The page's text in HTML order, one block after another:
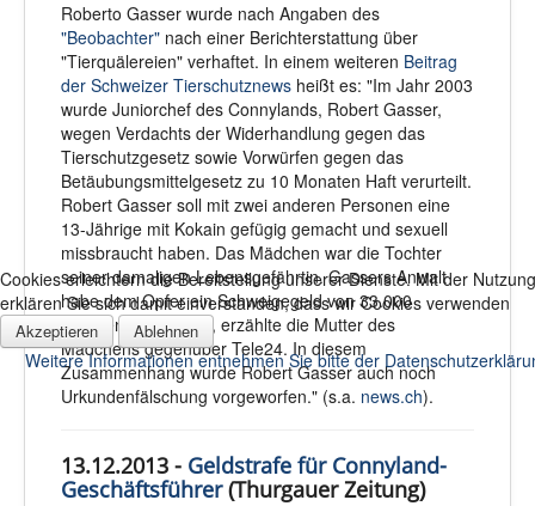
Roberto Gasser wurde nach Angaben des
"Beobachter" nach einer Berichterstattung über
"Tierquälereien" verhaftet. In einem weiteren Beitrag
der Schweizer Tierschutznews heißt es: "Im Jahr 2003
wurde Juniorchef des Connylands, Robert Gasser,
wegen Verdachts der Widerhandlung gegen das
Tierschutzgesetz sowie Vorwürfen gegen das
Betäubungsmittelgesetz zu 10 Monaten Haft verurteilt.
Robert Gasser soll mit zwei anderen Personen eine
13-Jährige mit Kokain gefügig gemacht und sexuell
missbraucht haben. Das Mädchen war die Tochter
seiner damaligen Lebensgefährtin. Gassers Anwalt
habe dem Opfer ein Schweigegeld von 33.000
Franken übergeben, erzählte die Mutter des
Mädchens gegenüber Tele24. In diesem
Zusammenhang wurde Robert Gasser auch noch
Urkundenfälschung vorgeworfen." (s.a. news.ch).
13.12.2013 - Geldstrafe für Connyland-
Geschäftsführer(Thurgauer Zeitung)
Cookies erleichtern die Bereitstellung unserer Dienste. Mit der
erklären Sie sich damit einverstanden, dass wir Cookies verwenden
Akzeptieren Ablehnen
Weitere Informationen entnehmen Sie bitte der